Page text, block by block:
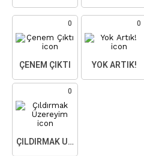
0
ÇENEM ÇIKTI
0
YOK ARTIK!
0
ÇILDIRMAK ÜZEREYIM